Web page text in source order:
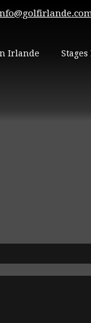
Irlande Stages